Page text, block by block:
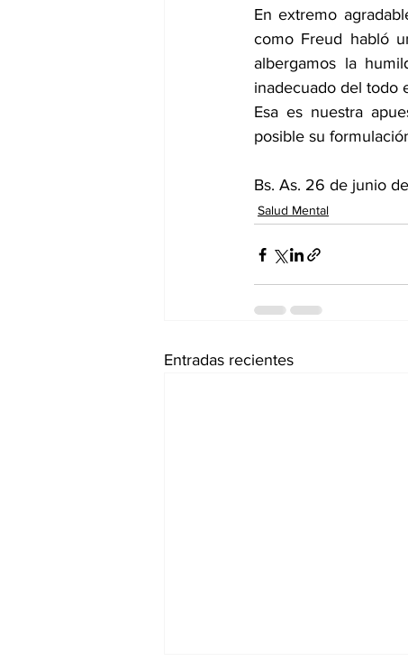
En extremo
como Freud habló
albergamos la
inadecuado del todo
Esa es nuestra
posible su
Bs. As. 26 de junio
Salud Mental
Entradas recientes